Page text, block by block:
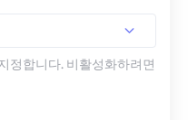
정합니다. 비활성화하려면